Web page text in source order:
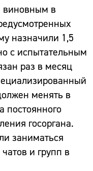
виновным в
назначили 1,5
с испытательным
раз в месяц
менять в
постоянного
госоргана.
заниматься
и групп в